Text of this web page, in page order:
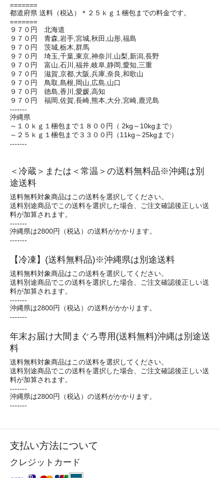
=======
都道府県 送料（税込）＊２５ｋｇ１梱包までの料金です。
=======
９７０円 北海道
９７０円 青森,岩手,宮城,秋田,山形,福島
９７０円 茨城,栃木,群馬
９７０円 埼玉,千葉,東京,神奈川,山梨,新潟,長野
９７０円 富山,石川,福井,岐阜,静岡,愛知,三重
９７０円 滋賀,京都,大阪,兵庫,奈良,和歌山
９７０円 鳥取,島根,岡山,広島,山口
９７０円 徳島,香川,愛媛,高知
９７０円 福岡,佐賀,長崎,熊本,大分,宮崎,鹿児島
-------
沖縄県
～１０ｋｇ１梱包まで１８００円（ 2kg～10kgまで）
～２５ｋｇ１梱包まで３３００円（11kg～25kgまで）
-------
＜冷蔵＞または＜常温＞の送料無料品※沖縄は別
途送料
送料無料対象商品はこの送料を選択してください。
送料別途商品でこの送料を選択した場合、ご注文確認後正しい送
料が加算されます。
-------
沖縄県は2800円（税込）の送料がかかります。
-------
【冷凍】(送料無料品)※沖縄県は別途送料
送料無料対象商品はこの送料を選択してください。
送料別途商品でこの送料を選択した場合、ご注文確認後正しい送
料が加算されます。
-------
沖縄県は2800円（税込）の送料がかかります。
-------
年末お届け大間まぐろ専用(送料無料)沖縄は別途送
料
送料無料対象商品はこの送料を選択してください。
送料別途商品でこの送料を選択した場合、ご注文確認後正しい送
料が加算されます。
-------
沖縄県は2800円（税込）の送料がかかります。
-------
支払い方法について
クレジットカード